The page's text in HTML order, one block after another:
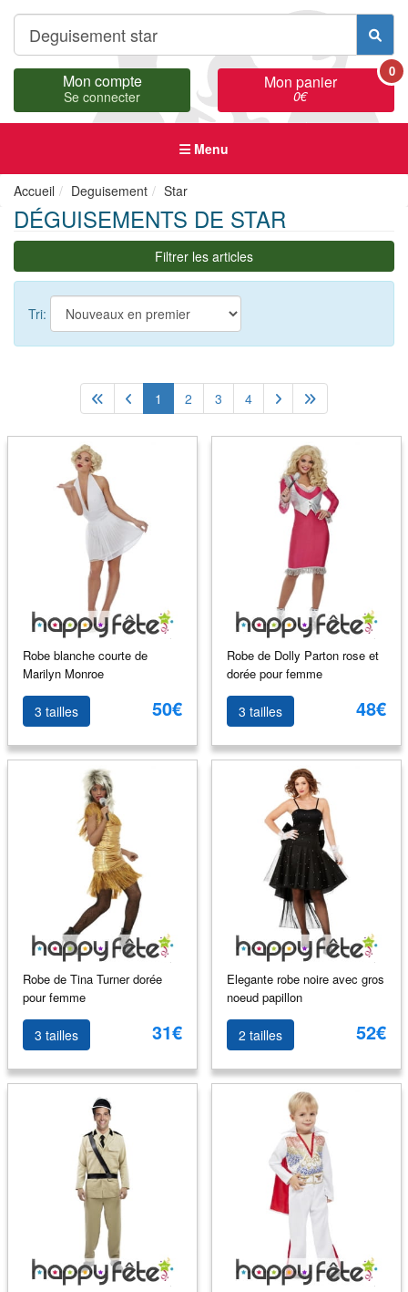
Mon compte
Se connecter
Mon panier
0€
0
Menu
Accueil Deguisement Star
DÉGUISEMENTS DE STAR
Filtrer les articles
Tri:
1 2 3 4
Robe blanche courte de
Marilyn Monroe
3 tailles 50€
Robe de Dolly Parton rose et
dorée pour femme
3 tailles 48€
Robe de Tina Turner dorée
pour femme
3 tailles 31€
Elegante robe noire avec gros
noeud papillon
2 tailles 52€